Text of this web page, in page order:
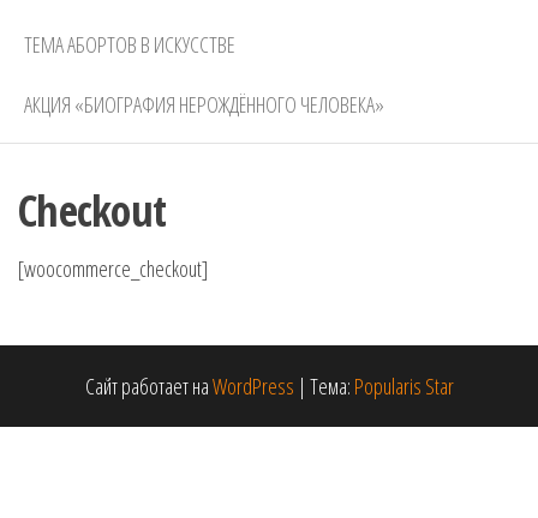
ТЕМА АБОРТОВ В ИСКУССТВЕ
АКЦИЯ «БИОГРАФИЯ НЕРОЖДЁННОГО ЧЕЛОВЕКА»
Checkout
[woocommerce_checkout]
Сайт работает наWordPress | Тема: Popularis Star